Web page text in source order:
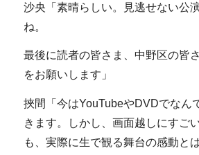
沙央「素晴らしい。見逃せない公
ね。
最後に読者の皆さま、中野区の皆
をお願いします」
挾間「今はYouTubeやDVDでなん
きます。しかし、画面越しにすご
も、実際に生で観る舞台の感動と